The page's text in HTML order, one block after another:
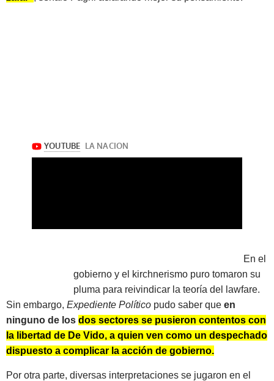
En el
gobierno y el kirchnerismo puro tomaron su
pluma para reivindicar la teoría del lawfare.
Sin embargo, Expediente Político pudo saber que en
ninguno de los dos sectores se pusieron contentos con
la libertad de De Vido, a quien ven como un despechado
dispuesto a complicar la acción de gobierno.
Por otra parte, diversas interpretaciones se jugaron en el